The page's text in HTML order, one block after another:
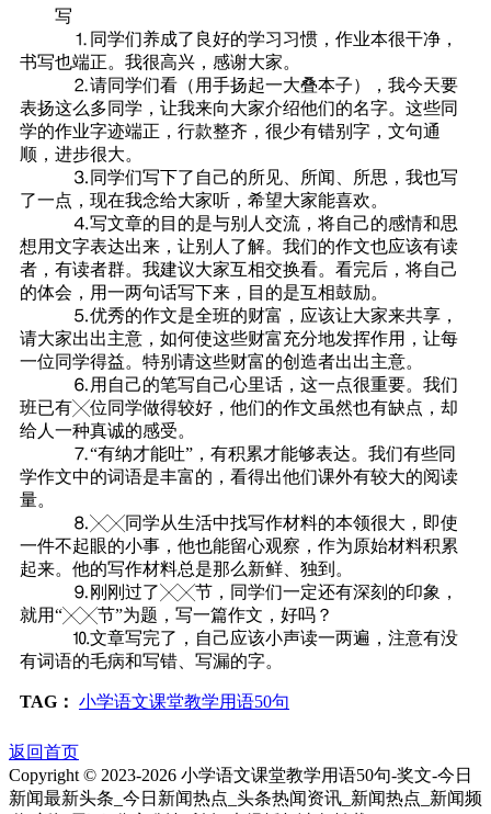
写
⒈同学们养成了良好的学习习惯，作业本很干净，
书写也端正。我很高兴，感谢大家。
⒉请同学们看（用手扬起一大叠本子），我今天要
表扬这么多同学，让我来向大家介绍他们的名字。这些同
学的作业字迹端正，行款整齐，很少有错别字，文句通
顺，进步很大。
⒊同学们写下了自己的所见、所闻、所思，我也写
了一点，现在我念给大家听，希望大家能喜欢。
⒋写文章的目的是与别人交流，将自己的感情和思
想用文字表达出来，让别人了解。我们的作文也应该有读
者，有读者群。我建议大家互相交换看。看完后，将自己
的体会，用一两句话写下来，目的是互相鼓励。
⒌优秀的作文是全班的财富，应该让大家来共享，
请大家出出主意，如何使这些财富充分地发挥作用，让每
一位同学得益。特别请这些财富的创造者出出主意。
⒍用自己的笔写自己心里话，这一点很重要。我们
班已有╳位同学做得较好，他们的作文虽然也有缺点，却
给人一种真诚的感受。
⒎“有纳才能吐”，有积累才能够表达。我们有些同
学作文中的词语是丰富的，看得出他们课外有较大的阅读
量。
⒏╳╳同学从生活中找写作材料的本领很大，即使
一件不起眼的小事，他也能留心观察，作为原始材料积累
起来。他的写作材料总是那么新鲜、独到。
⒐刚刚过了╳╳节，同学们一定还有深刻的印象，
就用“╳╳节”为题，写一篇作文，好吗？
⒑文章写完了，自己应该小声读一两遍，注意有没
有词语的毛病和写错、写漏的字。
TAG： 小学语文课堂教学用语50句
返回首页
Copyright © 2023-2026 小学语文课堂教学用语50句-奖文-今日
新闻最新头条_今日新闻热点_头条热闻资讯_新闻热点_新闻频